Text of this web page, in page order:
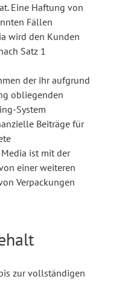
Eine Haftung von
Fällen
wird den Kunden
Satz 1
der ihr aufgrund
obliegenden
System
Beiträge für
ist mit der
einer weiteren
Verpackungen
zur vollständigen